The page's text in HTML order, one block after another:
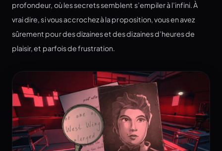
profondeur, où les secrets semblent s’empiler à l’infini. À
vrai dire, si vous accrochez à la proposition, vous en avez
sûrement pour des dizaines et des dizaines d’heures de
plaisir, et parfois de frustration.